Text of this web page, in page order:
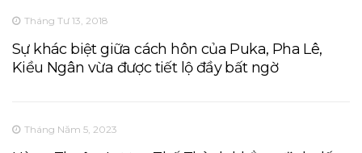
Tháng Tư 13, 2018
Sự khác biệt giữa cách hôn của Puka, Pha Lê,
Kiều Ngân vừa được tiết lộ đầy bất ngờ
Tháng Năm 5, 2023